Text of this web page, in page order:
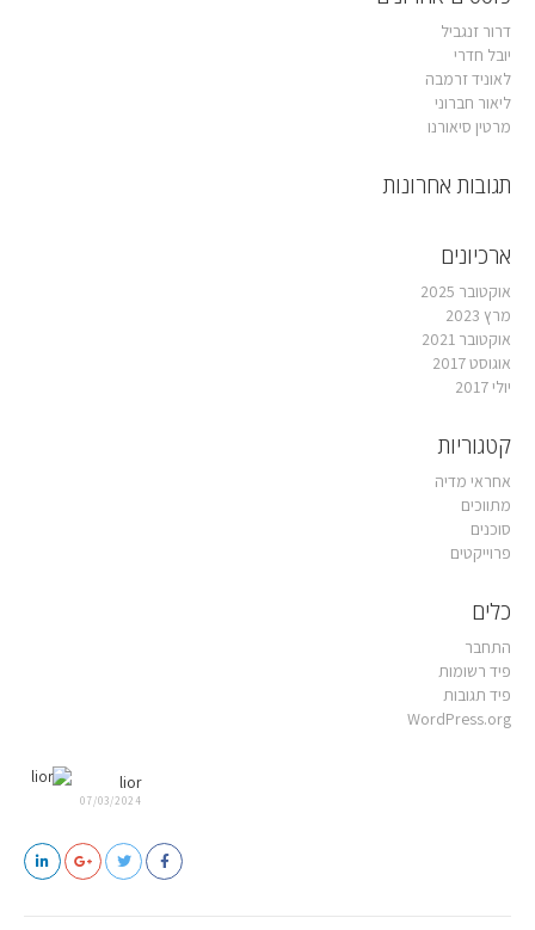
דרור זנגביל
יובל חדרי
לאוניד זרמבה
ליאור חברוני
מרטין סיאורנו
תגובות אחרונות
ארכיונים
אוקטובר 2025
מרץ 2023
אוקטובר 2021
אוגוסט 2017
יולי 2017
קטגוריות
אחראי מדיה
מתווכים
סוכנים
פרוייקטים
כלים
התחבר
פיד רשומות
פיד תגובות
WordPress.org
lior
07/03/2024